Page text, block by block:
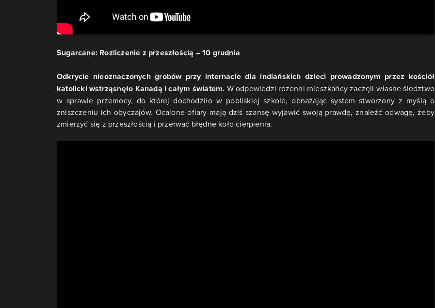
Sugarcane: Rozliczenie z przeszłością – 10 grudnia
Odkrycie nieoznaczonych grobów przy internacie dla indiańskich dzieci prowadzonym przez kościół
katolicki wstrząsnęło Kanadą i całym światem. W odpowiedzi rdzenni mieszkańcy zaczęli własne śledztwo
w sprawie przemocy, do której dochodziło w pobliskiej szkole, obnażając system stworzony z myślą o
zniszczeniu ich obyczajów. Ocalone ofiary mają dziś szansę wyjawić swoją prawdę, znaleźć odwagę, żeby
zmierzyć się z przeszłością i przerwać błędne koło cierpienia.